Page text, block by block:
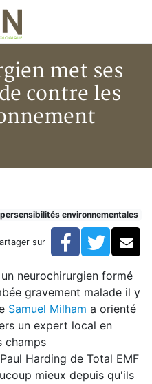
met ses
contre les
patients en garde
met ses
environnementales
sur Facebook
un neurochirurgien formé
gravement malade il y
Samuel Milham a orienté
un expert local en
champs
Harding de Total EMF
mieux depuis qu'ils